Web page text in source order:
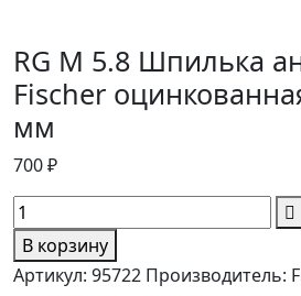
RG M 5.8 Шпилька
Fischer
мм
700 ₽
В корзину
Артикул: 95722 Производитель: